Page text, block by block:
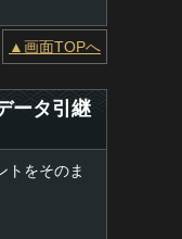
▲画面TOPへ
ータ引継
トをそのま